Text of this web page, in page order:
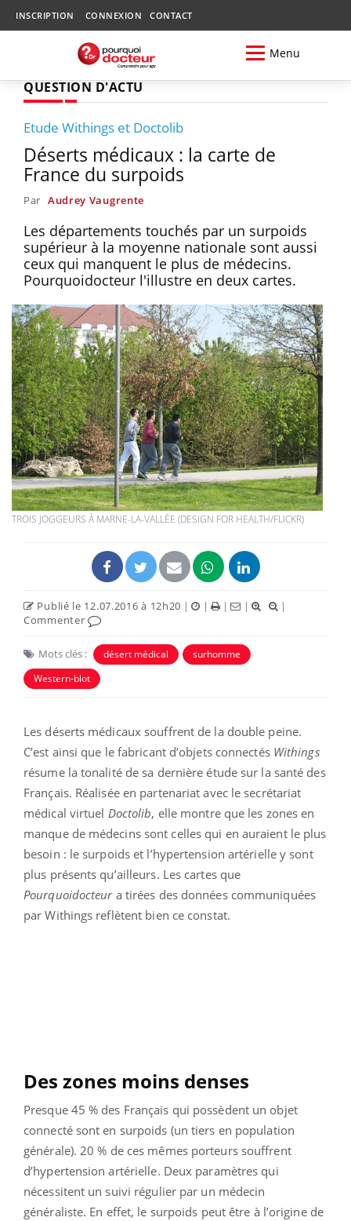
INSCRIPTION CONNEXION CONTACT
Menu
QUESTION D'ACTU
Etude Withings et Doctolib
Déserts médicaux : la carte de
France du surpoids
Par Audrey Vaugrente
Les départements touchés par un surpoids
supérieur à la moyenne nationale sont aussi
ceux qui manquent le plus de médecins.
Pourquoidocteur l'illustre en deux cartes.
TROIS JOGGEURS À MARNE-LA-VALLÉE (DESIGN FOR HEALTH/FLICKR)
Publié le 12.07.2016 à 12h20 | | | |
|
Commenter
Mots clés : désert médical
surhomme
Western-blot
Les déserts médicaux souffrent de la double peine.
C’est ainsi que le fabricant d’objets connectés Withings
résume la tonalité de sa dernière étude sur la santé des
Français. Réalisée en partenariat avec le secrétariat
médical virtuel Doctolib, elle montre que les zones en
manque de médecins sont celles qui en auraient le plus
besoin : le surpoids et l’hypertension artérielle y sont
plus présents qu’ailleurs. Les cartes que
Pourquoidocteur a tirées des données communiquées
par Withings reflètent bien ce constat.
Des zones moins denses
Presque 45 % des Français qui possèdent un objet
connecté sont en surpoids (un tiers en population
générale). 20 % de ces mêmes porteurs souffrent
d’hypertension artérielle. Deux paramètres qui
nécessitent un suivi régulier par un médecin
généraliste. En effet, le surpoids peut être à l’origine de